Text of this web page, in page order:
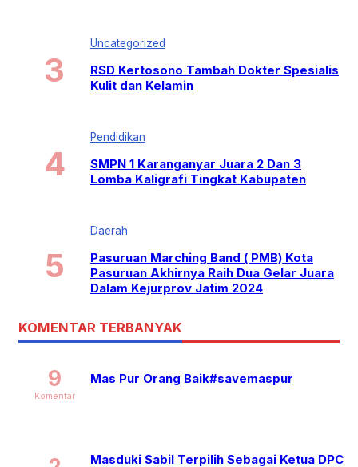
Uncategorized
RSD Kertosono Tambah Dokter Spesialis
Kulit dan Kelamin
Pendidikan
SMPN 1 Karanganyar Juara 2 Dan 3
Lomba Kaligrafi Tingkat Kabupaten
Daerah
Pasuruan Marching Band ( PMB) Kota
Pasuruan Akhirnya Raih Dua Gelar Juara
Dalam Kejurprov Jatim 2024
KOMENTAR TERBANYAK
Mas Pur Orang Baik#savemaspur
9
Komentar
Masduki Sabil Terpilih Sebagai Ketua DPC